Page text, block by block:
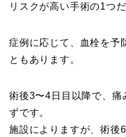
リスクが高い手術の1つだ
症例に応じて、血栓を予
ともあります。
術後3〜4日目以降で、痛
ずです。
施設によりますが、術後